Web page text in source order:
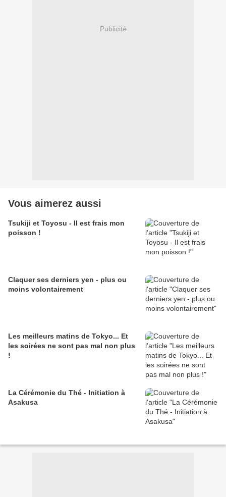
Publicité
Vous aimerez aussi
Tsukiji et Toyosu - Il est frais mon
poisson !
Claquer ses derniers yen - plus ou
moins volontairement
Les meilleurs matins de Tokyo... Et
les soirées ne sont pas mal non plus
!
La Cérémonie du Thé - Initiation à
Asakusa